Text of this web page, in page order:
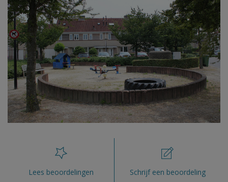
Lees beoordelingen Schrijf een beoordeling